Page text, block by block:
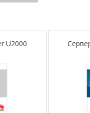
U2000